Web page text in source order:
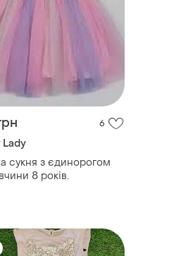
6
з єдинорогом
8 років.